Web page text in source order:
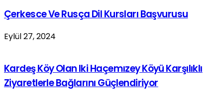
Çerkesce Ve Rusça Dil Kursları Başvurusu
Eylül 27, 2024
Kardeş Köy Olan Iki Haçemızey Köyü Karşılıklı
Ziyaretlerle Bağlarını Güçlendiriyor